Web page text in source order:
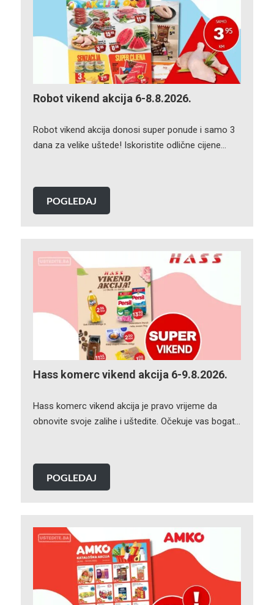
Robot vikend akcija 6-8.8.2026.
Robot vikend akcija donosi super ponude i samo 3
dana za velike uštede! Iskoristite odlične cijene…
POGLEDAJ
Hass komerc vikend akcija 6-9.8.2026.
Hass komerc vikend akcija je pravo vrijeme da
obnovite svoje zalihe i uštedite. Očekuje vas bogat…
POGLEDAJ